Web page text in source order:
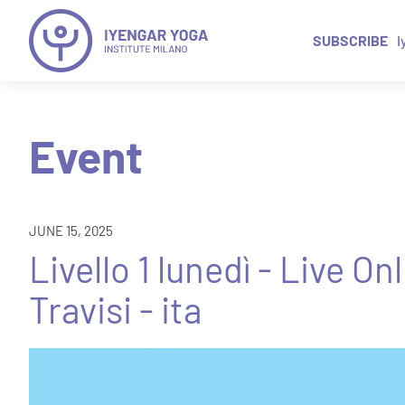
SUBSCRIBE
Event
JUNE 15, 2025
Livello 1 lunedì - Live
Travisi - ita